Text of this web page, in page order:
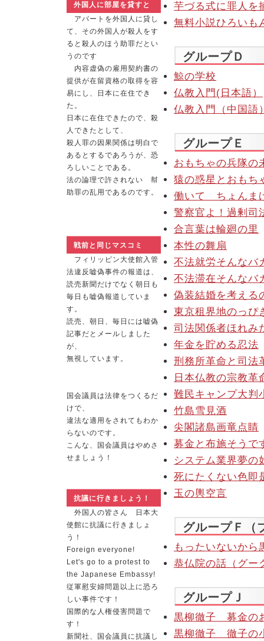
芋づる式に罪人
無料小説ひろい
グループＤ
鯨の学校
仏教入門(日本語）
仏教入門（中国語
グループＥ
おもちゃの兵隊の
猿の惑星とおもち
働いて ちょんま
警察官よ！過剰司
合言葉は輪廻の里
本性の舞扇
不法就労そんなバ
不法滞在そんなバ
偽装結婚を考える
東京租界地のっぴ
司法関係者ほれみ
年金を貯める忍法
刑務所革命と司
日本仏教の宗教革
難民キャンプ大判
竹島雪見酒
尖閣諸島画竜点睛
募金と布施そうで
システム業界夢の
死にたくない色即
玉の輿空言
グループＦ（
もったいないから
恭仏院の話（グー
グループＪ
黒柳徹子 募金の
黒柳徹子 徹子の
外国人に部屋を貸すと
アパートを外国人に貸し
て、その外国人が殺人をす
ると殺人のほう助罪だとい
うのです
内容虚偽の雇用契約書の
提供が在留資格の取得を容
易にし、日本に在住でき
た。
日本に在住できたので、殺
人できたとして、
殺人罪の因果関係は明白で
あるとするであろうが、恐
ろしいことである。
法の論理で許されない 幇
助罪の乱用であるのです。
戦前と同じマスコミ
フィリッピン大使館入管
法違反嘘偽事件の報道は、
読売新聞だけでなく朝日も
毎日も嘘偽報道していま
す。
読売、朝日、毎日には嘘偽
記事だとメールしました
が、
無視しています。
国会議員は法律をつくるだ
けで、
違法な適用をされてもわか
らないのです。
こんな、国会議員はやめさ
せましょう！
抗議に行きましょう！
外国人の皆さん 日本大
使館に抗議に行きましょ
う！
Foreign everyone!
Let's go to a protest to
the Japanese Embassy!
従軍慰安婦問題以上に恐ろ
しい事件です！
国際的な人権侵害問題で
す！
新聞社、国会議員に抗議し